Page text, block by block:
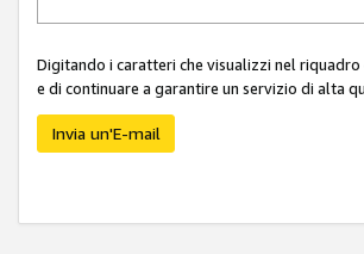
Digitando i caratteri che visualizzi nel
e di continuare a garantire un servizio di alta
Invia un'E-mail